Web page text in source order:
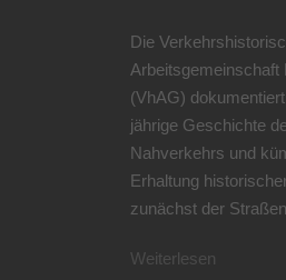
Die
Arbeitsgemeinschaft
(VhAG)
jährige Geschichte
Nahverkehrs und
Erhaltung
zunächst der
Weiterlesen